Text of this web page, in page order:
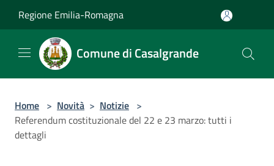
Regione Emilia-Romagna
Comune di Casalgrande
Home > Novità > Notizie >
Referendum costituzionale del 22 e 23 marzo: tutti i
dettagli